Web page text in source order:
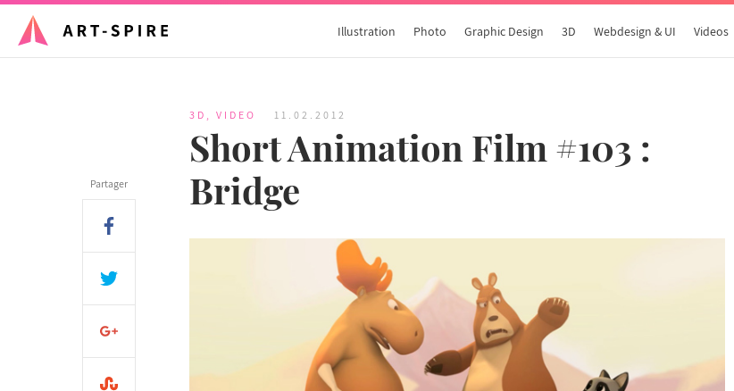
Illustration Photo Graphic Design 3D Webdesign & UI Videos
3D , VIDEO 11.02.2012
Short Animation Film #103 :
Bridge
Partager